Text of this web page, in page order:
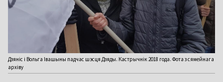
Дзяніс і Вольга Івашыны падчас шэсця Дзяды. Кастрычнік 2018 года. Фота з сямейнага
архіву